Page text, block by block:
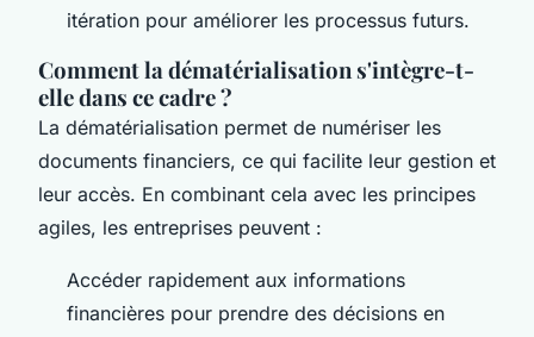
itération pour améliorer les processus futurs.
Comment la dématérialisation s'intègre-t-
elle dans ce cadre ?
La dématérialisation permet de numériser les
documents financiers, ce qui facilite leur gestion et
leur accès. En combinant cela avec les principes
agiles, les entreprises peuvent :
Accéder rapidement aux informations
financières pour prendre des décisions en